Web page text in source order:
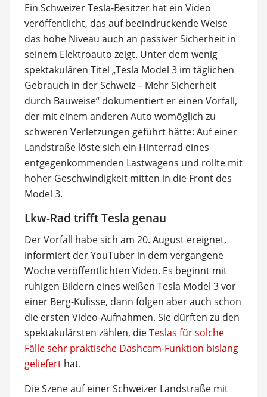
Ein Schweizer Tesla-Besitzer hat ein Video
veröffentlicht, das auf beeindruckende Weise
das hohe Niveau auch an passiver Sicherheit in
seinem Elektroauto zeigt. Unter dem wenig
spektakulären Titel „Tesla Model 3 im täglichen
Gebrauch in der Schweiz – Mehr Sicherheit
durch Bauweise“ dokumentiert er einen Vorfall,
der mit einem anderen Auto womöglich zu
schweren Verletzungen geführt hätte: Auf einer
Landstraße löste sich ein Hinterrad eines
entgegenkommenden Lastwagens und rollte mit
hoher Geschwindigkeit mitten in die Front des
Model 3.
Lkw-Rad trifft Tesla genau
Der Vorfall habe sich am 20. August ereignet,
informiert der YouTuber in dem vergangene
Woche veröffentlichten Video. Es beginnt mit
ruhigen Bildern eines weißen Tesla Model 3 vor
einer Berg-Kulisse, dann folgen aber auch schon
die ersten Video-Aufnahmen. Sie dürften zu den
spektakulärsten zählen, dieTeslas für solche
Fälle sehr praktische Dashcam-Funktion bislang
gelieferthat.
Die Szene auf einer Schweizer Landstraße mit